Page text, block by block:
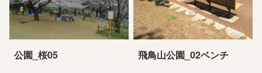
公園_桜05 飛鳥山公園_02ベンチ